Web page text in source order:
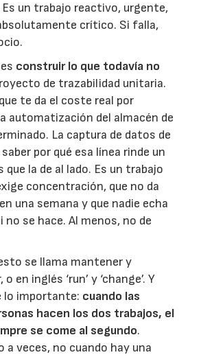
Es un trabajo reactivo, urgente,
crítico. Si falla,
construir lo que todavía no
de trazabilidad unitaria.
te da el coste real por
automatización del almacén de
La captura de datos de
por qué esa línea rinde un
que la de al lado. Es un trabajo
concentración, que no da
una semana y que nadie echa
no se hace. Al menos, no de
se llama mantener y
en inglés ‘run’ y ‘change’. Y
lo importante: cuando las
hacen los dos trabajos, el
se come al segundo.
a veces, no cuando hay una